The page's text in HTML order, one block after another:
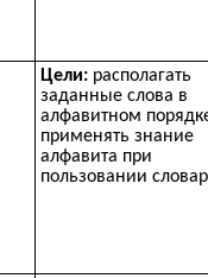
Цели: располагать
заданные слова в
алфавитном
применять знание
алфавита при
пользовании